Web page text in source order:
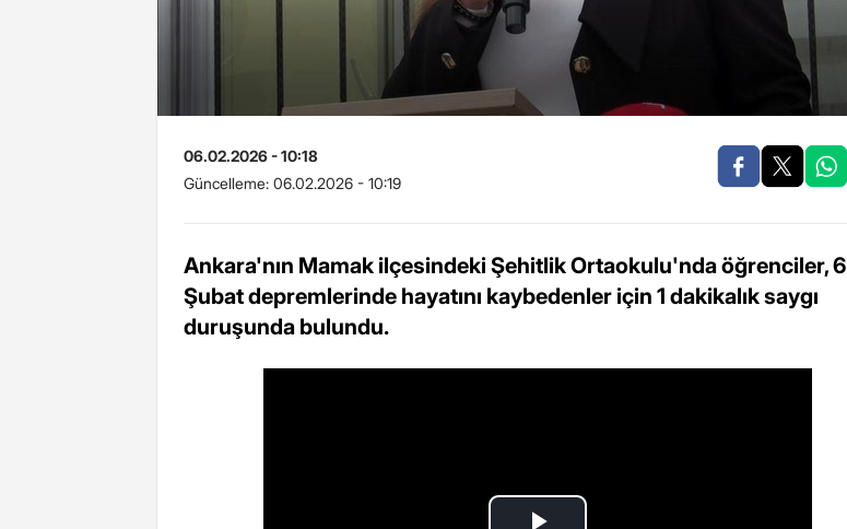
06.02.2026 - 10:18
Güncelleme: 06.02.2026 - 10:19
Ankara'nın Mamak ilçesindeki Şehitlik Ortaokulu'nda öğrenciler, 6
Şubat depremlerinde hayatını kaybedenler için 1 dakikalık saygı
duruşunda bulundu.